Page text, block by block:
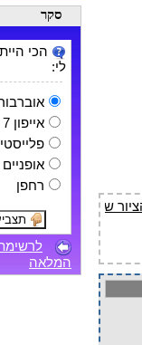
סקר
הכי
לי:
אייפון 7
רחפן
המלאה